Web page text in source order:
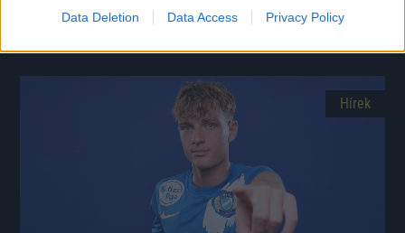
Data Deletion Data Access Privacy Policy
igazolt.
Hírek